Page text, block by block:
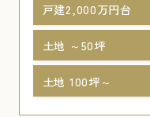
戸建2,000万円台
土地 ～50坪
土地 100坪～